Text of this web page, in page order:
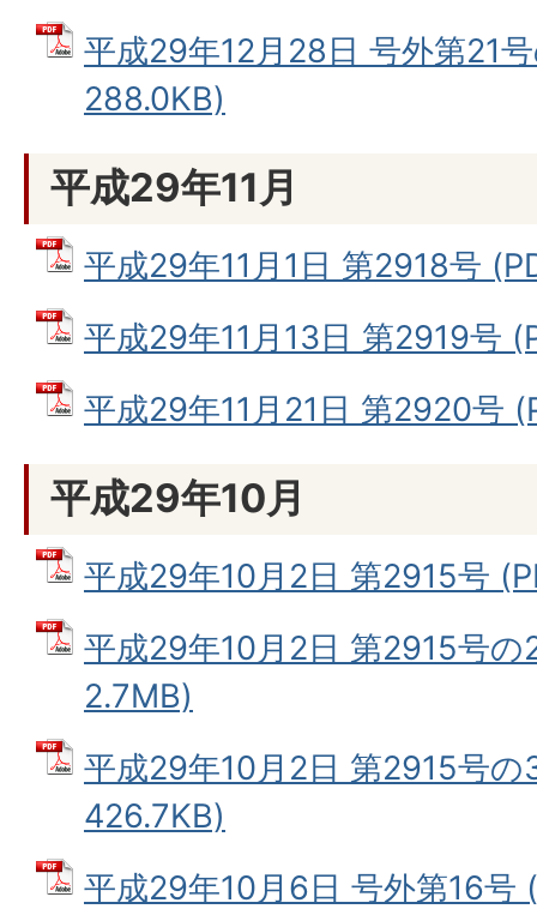
平成29年12月28日 号外第21
288.0KB)
平成29年11月
平成29年11月1日 第2918号
平成29年11月13日 第2919号
平成29年11月21日 第2920号
平成29年10月
平成29年10月2日 第2915号
平成29年10月2日 第2915号の
2.7MB)
平成29年10月2日 第2915号
426.7KB)
平成29年10月6日 号外第16号